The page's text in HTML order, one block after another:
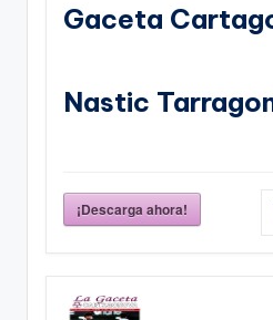
Gaceta
Nastic
¡Descarga ahora!